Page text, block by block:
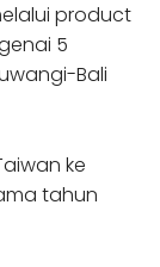
product
5
Bali
ke
tahun